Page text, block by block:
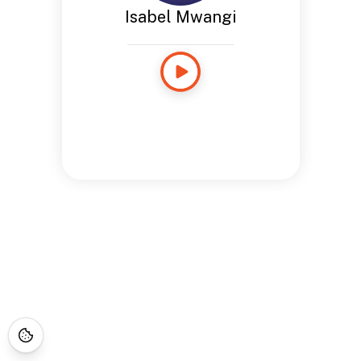
Isabel Mwangi